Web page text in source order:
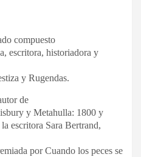
compuesto
escritora, historiadora y
y Rugendas.
de
y Metahulla: 1800 y
escritora Sara Bertrand,
por Cuando los peces se